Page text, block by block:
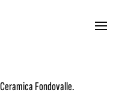
Fondovalle.